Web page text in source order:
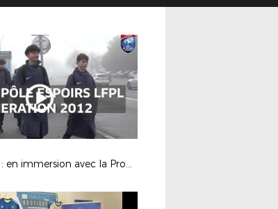
Pôle Espoirs : en immersion avec la Promotion 2012